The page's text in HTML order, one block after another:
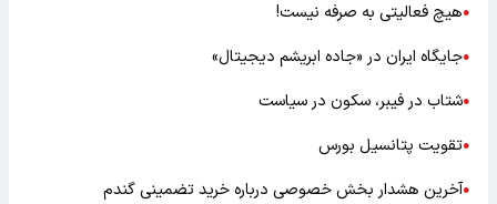
●هیچ فعالیتی به صرفه نیست!
●جایگاه ایران در «جاده ابریشم دیجیتال»
●شتاب در فیبر، سکون در سیاست
●تقویت پتانسیل بورس
●آخرین هشدار بخش خصوصی درباره خرید تضمینی گندم